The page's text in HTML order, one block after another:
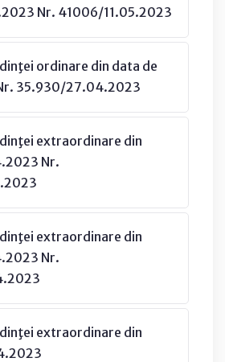
Nr. 41006/11.05.2023
ordinare din data de
35.930/27.04.2023
extraordinare din
Nr.
extraordinare din
Nr.
extraordinare din